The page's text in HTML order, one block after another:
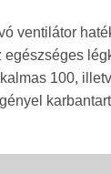
ventilátor
100,